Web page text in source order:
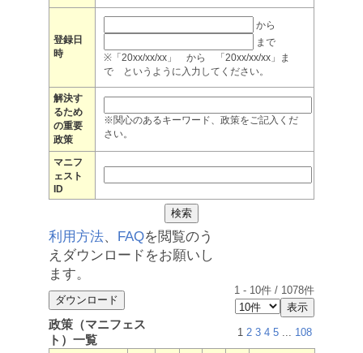
登録日
時
から
まで
※「20xx/xx/xx」 から 「20xx/xx/xx」ま
で というように入力してください。
解決す
るため
の重要
政策
※関心のあるキーワード、政策をご記入くだ
さい。
マニフ
ェスト
ID
利用方法、 FAQを閲覧のう
えダウンロードをお願いし
ます。
1 - 10件 / 1078件
政策（マニフェス
ト）一覧
1 2 3 4 5 ... 108